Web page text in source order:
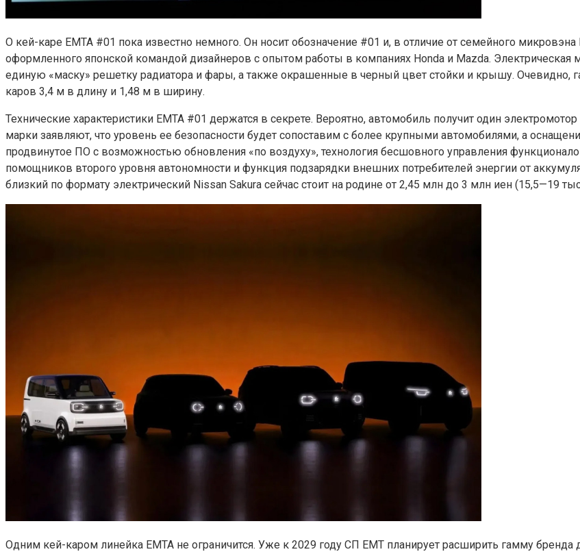
О кей-каре EMTA #01 пока известно немного. Он носит обозначение #01 и, в отличие от семейного
оформленного японской командой дизайнеров с опытом работы в компаниях Honda и Mazda.
единую «маску» решетку радиатора и фары, а также окрашенные в черный цвет стойки и крышу. Очевидно,
каров 3,4 м в длину и 1,48 м в ширину.
Технические характеристики EMTA #01 держатся в секрете. Вероятно, автомобиль получит один
марки заявляют, что уровень ее безопасности будет сопоставим с более крупными автомобилями, а
продвинутое ПО с возможностью обновления «по воздуху», технология бесшовного управления
помощников второго уровня автономности и функция подзарядки внешних потребителей энергии от
близкий по формату электрический Nissan Sakura сейчас стоит на родине от 2,45 млн до 3 млн иен (15,5—19
Одним кей-каром линейка EMTA не ограничится. Уже к 2029 году СП EMT планирует расширить гамму